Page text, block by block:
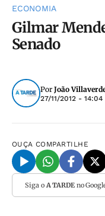
ECONOMIA
Gilmar
Senado
Por João
27/11/2012 - 14:04
OUÇA COMPARTILHE
Siga o A TARDEno